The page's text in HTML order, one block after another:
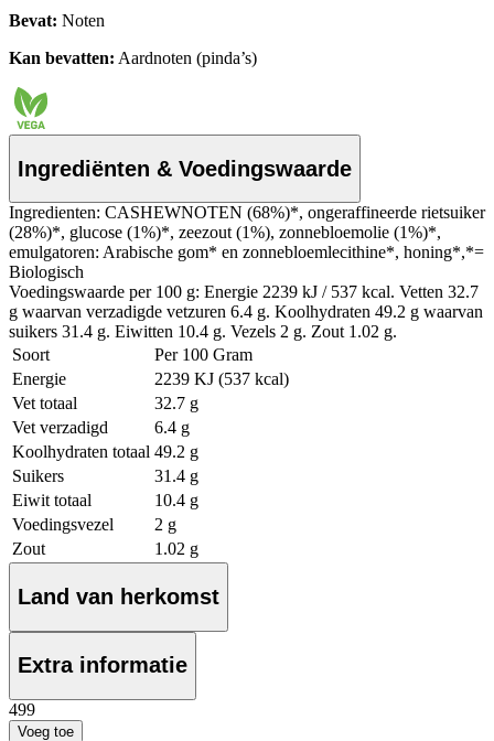
Bevat: Noten
Kan bevatten: Aardnoten (pinda’s)
Ingrediënten & Voedingswaarde
Ingredienten: CASHEWNOTEN (68%)*, ongeraffineerde rietsuiker
(28%)*, glucose (1%)*, zeezout (1%), zonnebloemolie (1%)*,
emulgatoren: Arabische gom* en zonnebloemlecithine*, honing*,*=
Biologisch
Voedingswaarde per 100 g: Energie 2239 kJ / 537 kcal. Vetten 32.7
g waarvan verzadigde vetzuren 6.4 g. Koolhydraten 49.2 g waarvan
suikers 31.4 g. Eiwitten 10.4 g. Vezels 2 g. Zout 1.02 g.
Soort
Per 100 Gram
Energie
2239 KJ (537 kcal)
Vet totaal
32.7 g
Vet verzadigd
6.4 g
Koolhydraten totaal 49.2 g
Suikers
31.4 g
Eiwit totaal
10.4 g
Voedingsvezel
2 g
Zout
1.02 g
Land van herkomst
Extra informatie
499
Voeg toe